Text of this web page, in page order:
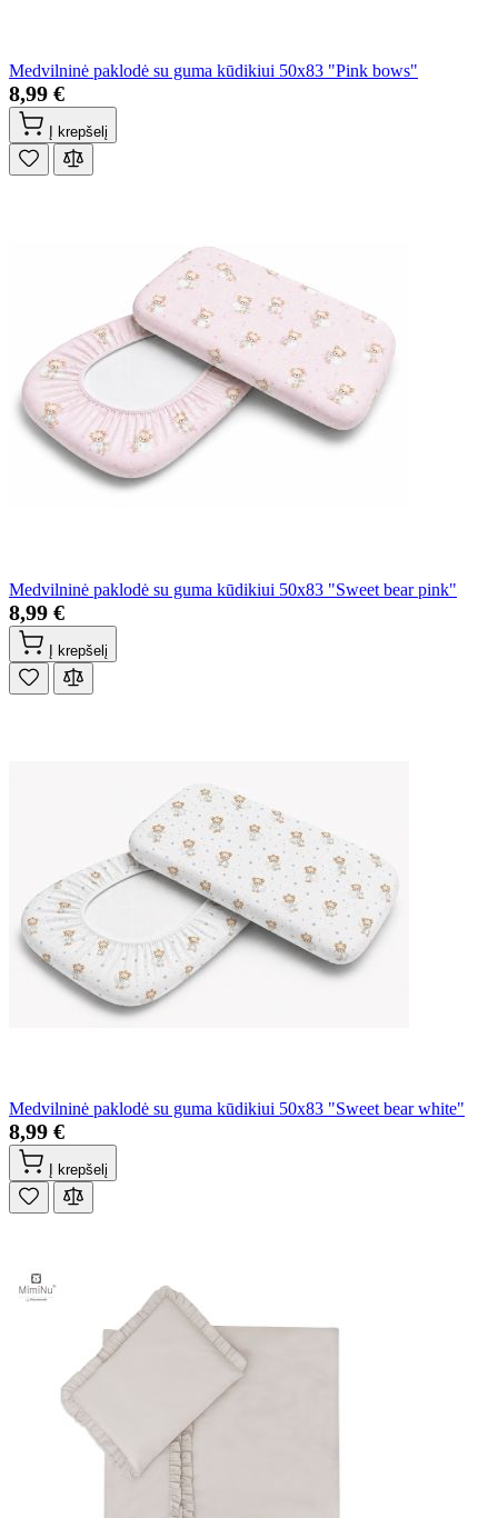
Medvilninė paklodė su guma kūdikiui 50x83 "Pink bows"
8,99 €
Į krepšelį
Medvilninė paklodė su guma kūdikiui 50x83 "Sweet bear pink"
8,99 €
Į krepšelį
Medvilninė paklodė su guma kūdikiui 50x83 "Sweet bear white"
8,99 €
Į krepšelį